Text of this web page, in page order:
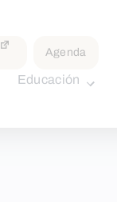
Agenda
Educación